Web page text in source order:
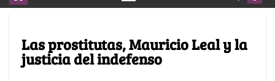
Las prostitutas, Mauricio Leal y la
justicia del indefenso